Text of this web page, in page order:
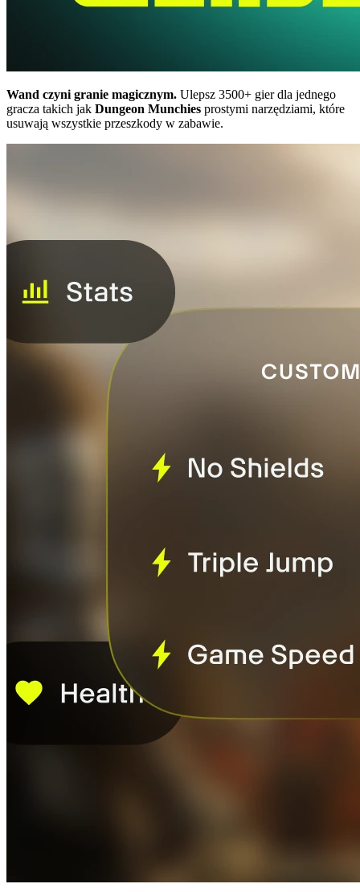
Wand czyni granie magicznym. Ulepsz 3500+ gier dla jednego
gracza takich jak Dungeon Munchies prostymi narzędziami, które
usuwają wszystkie przeszkody w zabawie.